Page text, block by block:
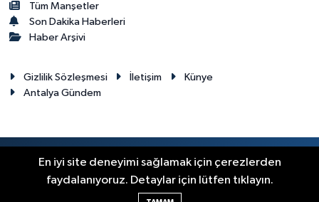
Tüm Manşetler
Son Dakika Haberleri
Haber Arşivi
Gizlilik Sözleşmesi İletişim
Künye
Antalya Gündem
RSS Copyright © 2024. Her hakkı saklıdır.
En iyi site deneyimi sağlamak için çerezlerden
faydalanıyoruz. Detaylar için lütfen tıklayın.